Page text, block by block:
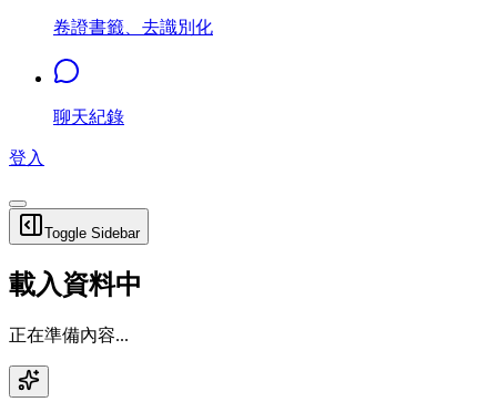
卷證書籤、去識別化
聊天紀錄
登入
Toggle Sidebar
載入資料中
正在準備內容...